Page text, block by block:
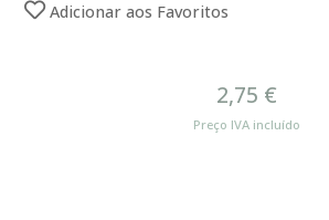
Adicionar aos Favoritos
2,75 €
Preço IVA incluído